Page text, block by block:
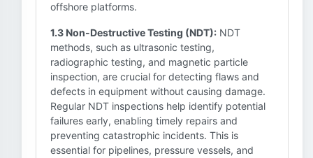
offshore platforms.
1.3 Non-Destructive Testing (NDT): NDT
methods, such as ultrasonic testing,
radiographic testing, and magnetic particle
inspection, are crucial for detecting flaws and
defects in equipment without causing damage.
Regular NDT inspections help identify potential
failures early, enabling timely repairs and
preventing catastrophic incidents. This is
essential for pipelines, pressure vessels, and